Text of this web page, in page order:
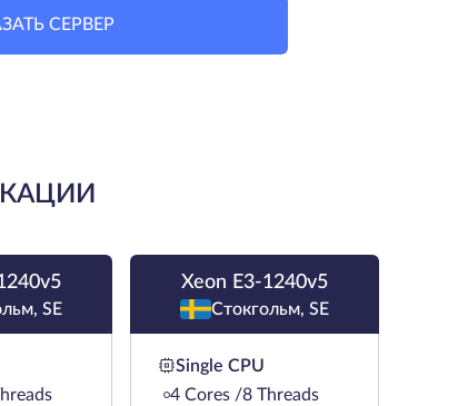
СЕРВЕР
SE
Xeon E3-1240v5
Стокгольм, SE
Single CPU
4 Cores /8 Threads